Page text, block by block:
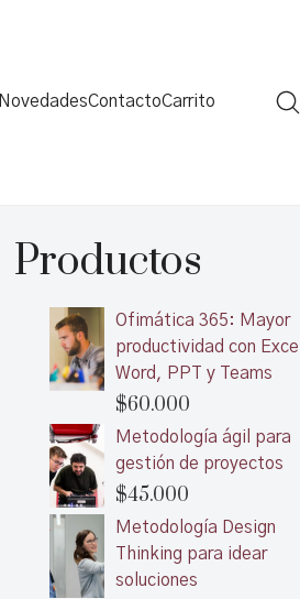
NovedadesContactoCarrito
Productos
Ofimática 365: Mayor
productividad con
Word, PPT y Teams
$60.000
Metodología ágil para
gestión de proyectos
$45.000
Metodología Design
Thinking para idear
soluciones